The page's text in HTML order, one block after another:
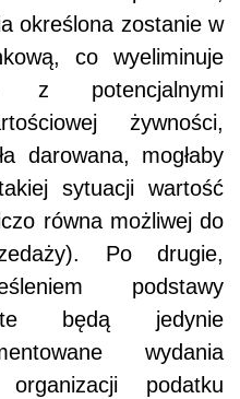
określona zostanie w
co wyeliminuje
z potencjalnymi
żywności,
darowana, mogłaby
sytuacji wartość
równa możliwej do
Po drugie,
podstawy
będą jedynie
wydania
podatku